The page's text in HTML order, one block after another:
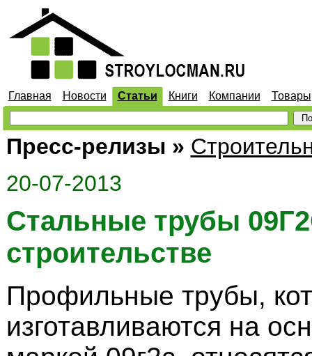
Главная Новости Статьи Книги Компании Товары
Пресс-релизы »
20-07-2013
Стальные трубы
строительстве
Профильные трубы,
изготавливаются на